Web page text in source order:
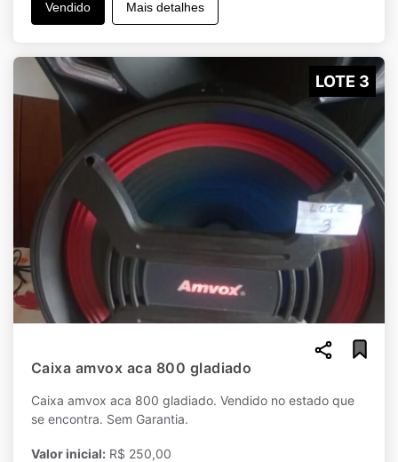
Vendido Mais detalhes
LOTE 3
Caixa amvox aca 800 gladiado
Caixa amvox aca 800 gladiado. Vendido no estado que
se encontra. Sem Garantia.
Valor inicial: R$ 250,00